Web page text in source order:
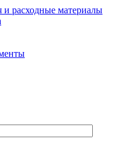
расходные материалы